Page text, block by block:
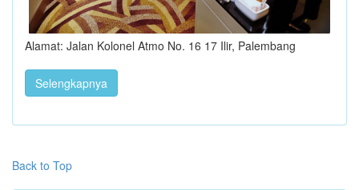
Alamat: Jalan Kolonel Atmo No. 16 17 Ilir, Palembang
Selengkapnya
Back to Top